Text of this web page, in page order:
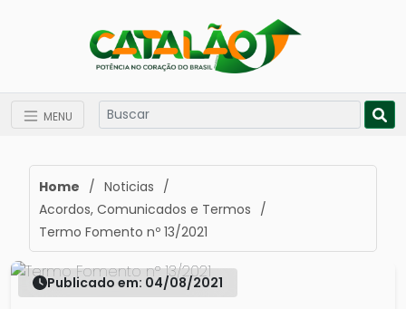
MENU
Home / Noticias /
Acordos, Comunicados e Termos /
Termo Fomento nº 13/2021
Publicado em: 04/08/2021